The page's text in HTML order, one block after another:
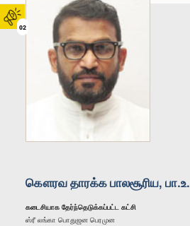
02
கௌரவ தாரக்க பாலசூரிய, பா.உ.
கடைசியாக தேர்ந்தெடுக்கப்பட்ட கட்சி
ஸ்ரீ லங்கா பொதுஜன பெரமுன